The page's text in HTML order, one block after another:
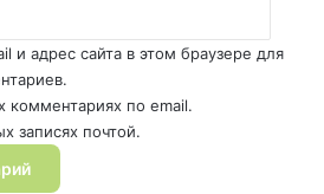
и адрес сайта в этом браузере для
комментариях по email.
записях почтой.